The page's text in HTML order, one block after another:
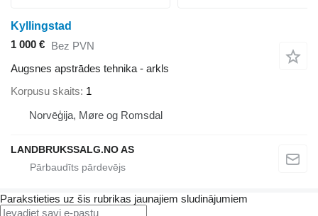
Kyllingstad
1 000 € Bez PVN
Augsnes apstrādes tehnika - arkls
Korpusu skaits 1
Norvēģija, Møre og Romsdal
LANDBRUKSSALG.NO AS
Parakstieties uz šis rubrikas jaunajiem sludinājumiem